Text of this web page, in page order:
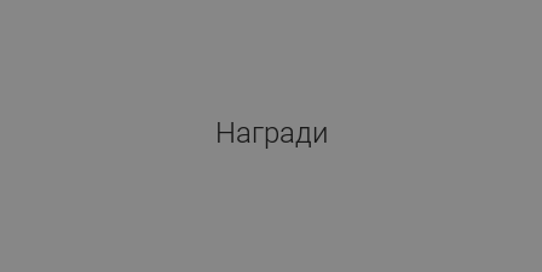
Награди